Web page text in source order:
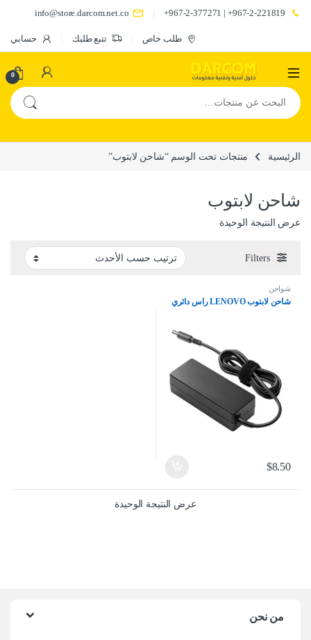
967-2-221819+ | 967-2-377271+
info@store.darcom.net.co
طلب خاص تتبع طلبك حسابي
0
البحث عن:
الرئيسية منتجات تحت الوسم “شاحن لابتوب”
شاحن لابتوب
عرض النتيجة الوحيدة
Filters
شواحن
شاحن لابتوب LENOVO راس دائري
$8.50
عرض النتيجة الوحيدة
من نحن